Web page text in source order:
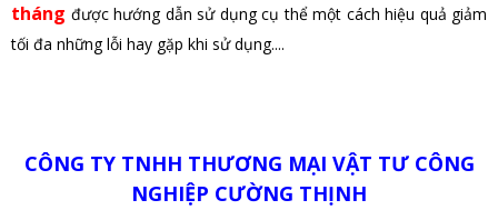
tháng được hướng dẫn sử dụng cụ thể một cách hiệu quả giảm
tối đa những lỗi hay gặp khi sử dụng....
CÔNG TY TNHH THƯƠNG MẠI VẬT TƯ CÔNG
NGHIỆP CƯỜNG THỊNH